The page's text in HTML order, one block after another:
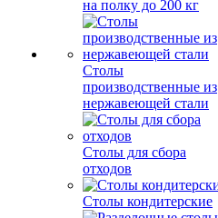
на полку до 200 кг
Столы
производственные из
нержавеющей стали
Столы для сбора
отходов
Столы кондитерские